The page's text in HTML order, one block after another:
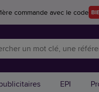
commande avec le code
EPI